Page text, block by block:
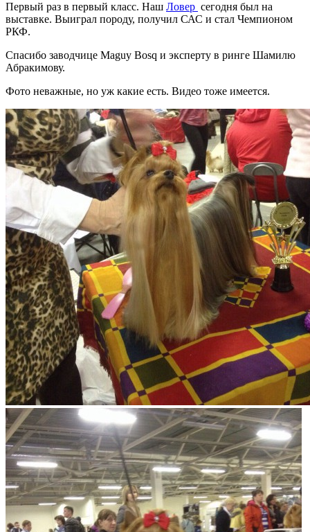
Первый раз в первый класс. Наш Ловер сегодня был на
выставке. Выиграл породу, получил САС и стал Чемпионом
РКФ.
Спасибо заводчице Maguy Bosq и эксперту в ринге Шамилю
Абракимову.
Фото неважные, но уж какие есть. Видео тоже имеется.